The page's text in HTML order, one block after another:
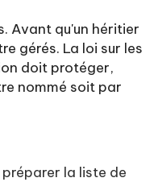
Avant qu'un héritier
gérés. La loi sur les
doit protéger,
nommé soit par
la liste de